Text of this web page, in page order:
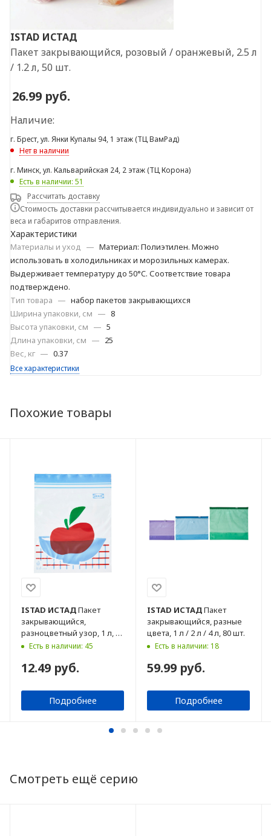
ISTAD ИСТАД
Пакет закрывающийся, розовый / оранжевый, 2.5 л
/ 1.2 л, 50 шт.
26.99 руб.
Наличие:
г. Брест, ул. Янки Купалы 94, 1 этаж (ТЦ ВамРад)
Нет в наличии
г. Минск, ул. Кальварийская 24, 2 этаж (ТЦ Корона)
Есть в наличии: 51
Рассчитать доставку
Стоимость доставки рассчитывается индивидуально и зависит от
веса и габаритов отправления.
Характеристики
Материалы и уход — Материал: Полиэтилен. Можно
использовать в холодильниках и морозильных камерах.
Выдерживает температуру до 50°C. Соответствие товара
подтверждено.
Тип товара — набор пакетов закрывающихся
Ширина упаковки, см — 8
Высота упаковки, см — 5
Длина упаковки, см — 25
Вес, кг — 0.37
Все характеристики
Похожие товары
ISTAD ИСТАДПакет
закрывающийся,
разноцветный узор, 1 л, 20
шт.Есть в наличии: 45
12.49 руб.
Подробнее
ISTAD ИСТАДПакет
закрывающийся, разные
цвета, 1 л / 2 л / 4 л, 80 шт.
Есть в наличии: 18
59.99 руб.
Подробнее
Смотреть ещё серию